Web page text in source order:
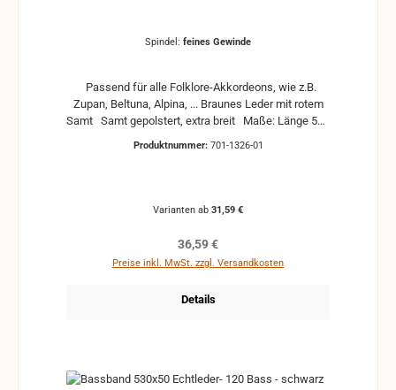
Spindel: feines Gewinde
Zupan, Beltuna, Alpina, ... Braunes Leder mit rotem
Samt Samt gepolstert, extra breit Maße: Länge 550
Produktnummer: 701-1326-01
Varianten ab 31,59 €
Regulärer Preis:
36,59 €
Preise inkl. MwSt. zzgl. Versandkosten
Details